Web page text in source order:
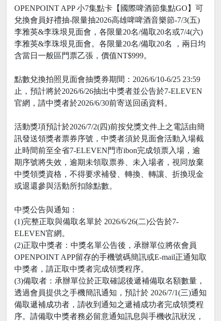
OPENPOINT APP 小7集點卡【國際啤酒節集點GO】可
兌換會員好禮抽-限量抽2026高雄啤啤酒音樂節-7/3(五)
李雅英&李珠垠見面會，各限量20名/備取20名或7/4(六)
李雅英&李珠垠見面會。各限量20名/備取20名 ，兩日均
含當日一般區門票乙張，價值NT$999。
點數兌換拍照見面會抽獎券期間：2026/6/10-6/25 23:59
止，預計將於2026/6/26抽出中獎者並公告於7-ELEVEN
官網，請中獎者於2026/6/30前寄送回函資料。
活動獎項預計於2026/7/2(四)前按兌獎文件上之電話由簡
訊發送領獎者票券序號，中獎者須於見面會活動入場截
止時間前至全省7-ELEVEN門市ibon完成領票入場，逾
期序號將失效，逾期未領取票券、未入場者，視同放棄
中獎領獎資格，不得要求補發、轉換、轉讓、折換現金
或退還參與活動所扣除點數。
中獎公告與通知：
(1)完整正取與備取名單於 2026/6/26(二)公告於7-
ELEVEN官網。
(2)正取中獎者：中獎名單公告後，承辦單位將依會員
OPENPOINT APP留存的手機號碼簡訊或E-mail正通知取
中獎者，請正取中獎者完成領獎程序。
(3)備取者：承辦單位於正取確認後遞補備取名額數量，
透過會員提供之手機簡訊通知，預計於 2026/7/1(三)通知
備取遞補成功者，請收到通知之遞補成功者完成領獎程
序。請備取中獎者務必留意通知訊息與手機收訊狀況，